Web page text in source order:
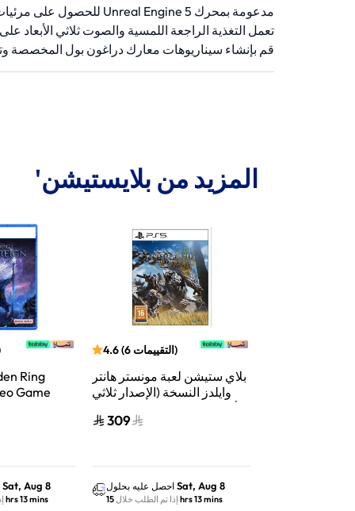
مدعومة بمحرك Unreal Engine 5 للحصول على مرئيات مذهلة من الجيل التالي
تعمل التغذية الراجعة اللمسية والصوت ثلاثي الأبعاد
قم بإنشاء سيناريوهات معارك دراغون بول المخصصة
المزيد من بلايستيشن'
Ring
Game
Sat, Aug 8
15 hrs 13 mins
4.6(6 التقييمات)
بلاي ستيشن لعبة مونستر هانتر
وايلدز النسخة (الإصدار ثلاثي
الأبعاد المتحرك) بلاي ستيشن 5
309
احصل عليه بحلول Sat, Aug 8
إذا تم الطلب خلال 15 hrs 13 mins